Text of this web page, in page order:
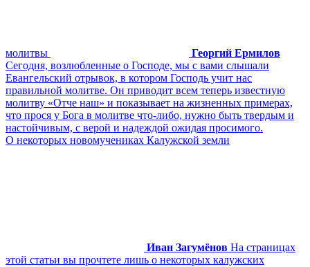
молитвы
Георгий Ермилов
Сегодня, возлюбленные о Господе, мы с вами слышали
Евангельский отрывок, в котором Господь учит нас
правильной молитве. Он приводит всем теперь известную
молитву «Отче наш» и показывает на жизненных примерах,
что прося у Бога в молитве что-либо, нужно быть твердым и
настойчивым, с верой и надеждой ожидая просимого.
О некоторых новомучениках Калужской земли
Иван Загумёнов На страницах
этой статьи вы прочтете лишь о некоторых калужских